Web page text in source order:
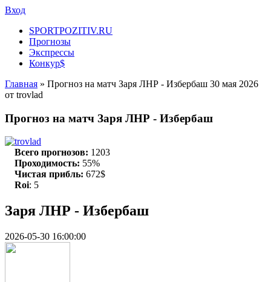
Вход
SPORTPOZITIV.RU
Прогнозы
Экспрессы
Конкур$
Главная » Прогноз на матч Заря ЛНР - Избербаш 30 мая 2026
от trovlad
Прогноз на матч Заря ЛНР - Избербаш
trovlad
Всего прогнозов: 1203
Проходимость: 55%
Чистая прибль: 672$
Roi: 5
Заря ЛНР - Избербаш
2026-05-30 16:00:00